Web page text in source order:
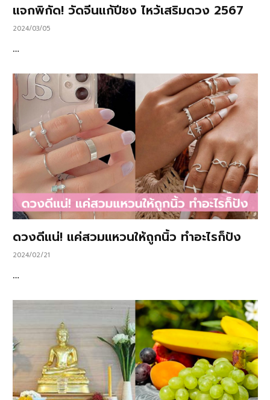
แจกพิกัด! วัดจีนแก้ปีชง ไหว้เสริมดวง 2567
2024/03/05
…
ดวงดีแน่! แค่สวมแหวนให้ถูกนิ้ว ทำอะไรก็ปัง
2024/02/21
…